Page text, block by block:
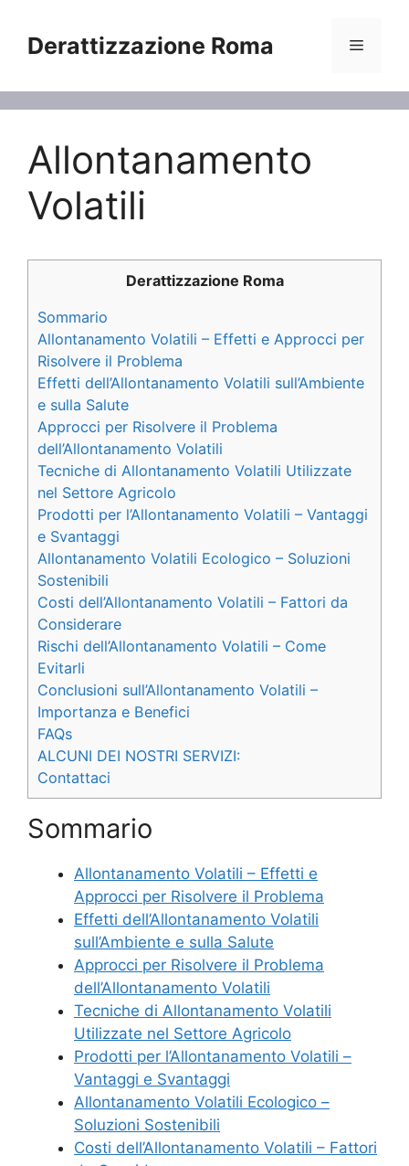
contenuto
Derattizzazione Roma Menu
Allontanamento
Volatili
Derattizzazione Roma
Sommario
Allontanamento Volatili – Effetti e Approcci per
Risolvere il Problema
Effetti dell’Allontanamento Volatili sull’Ambiente
e sulla Salute
Approcci per Risolvere il Problema
dell’Allontanamento Volatili
Tecniche di Allontanamento Volatili Utilizzate
nel Settore Agricolo
Prodotti per l’Allontanamento Volatili – Vantaggi
e Svantaggi
Allontanamento Volatili Ecologico – Soluzioni
Sostenibili
Costi dell’Allontanamento Volatili – Fattori da
Considerare
Rischi dell’Allontanamento Volatili – Come
Evitarli
Conclusioni sull’Allontanamento Volatili –
Importanza e Benefici
FAQs
ALCUNI DEI NOSTRI SERVIZI:
Contattaci
Sommario
Allontanamento Volatili – Effetti e
Approcci per Risolvere il Problema
Effetti dell’Allontanamento Volatili
sull’Ambiente e sulla Salute
Approcci per Risolvere il Problema
dell’Allontanamento Volatili
Tecniche di Allontanamento Volatili
Utilizzate nel Settore Agricolo
Prodotti per l’Allontanamento Volatili –
Vantaggi e Svantaggi
Allontanamento Volatili Ecologico –
Soluzioni Sostenibili
Costi dell’Allontanamento Volatili – Fattori